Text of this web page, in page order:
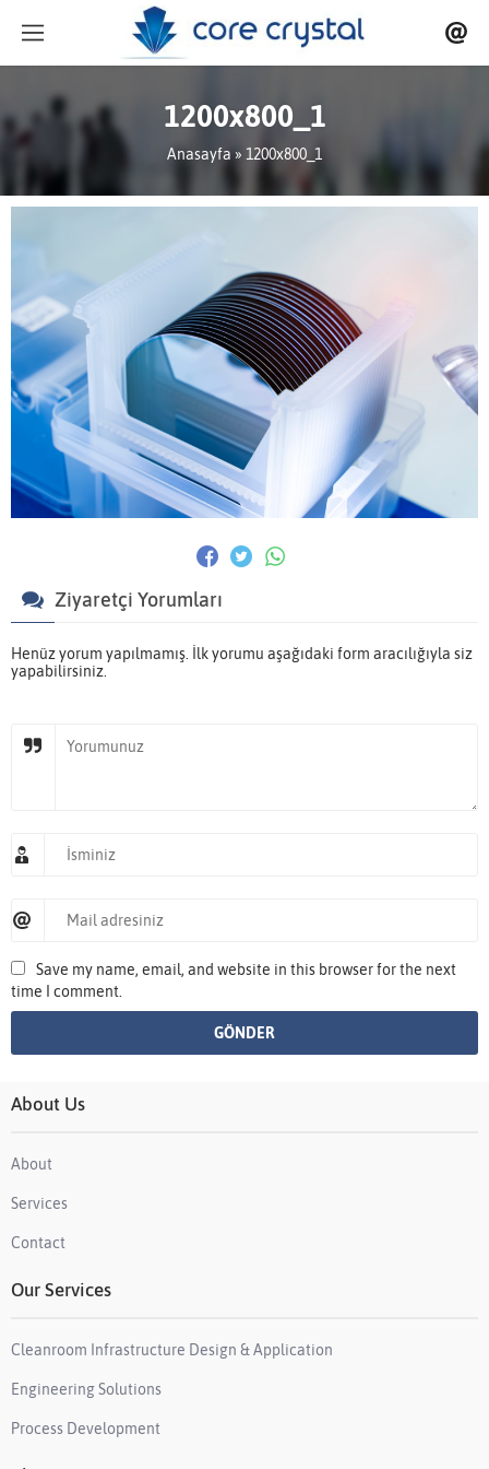
1200x800_1
Anasayfa » 1200x800_1
Ziyaretçi Yorumları
Henüz yorum yapılmamış. İlk yorumu aşağıdaki form aracılığıyla siz
yapabilirsiniz.
Save my name, email, and website in this browser for the next
time I comment.
About Us
About
Services
Contact
Our Services
Cleanroom Infrastructure Design & Application
Engineering Solutions
Process Development